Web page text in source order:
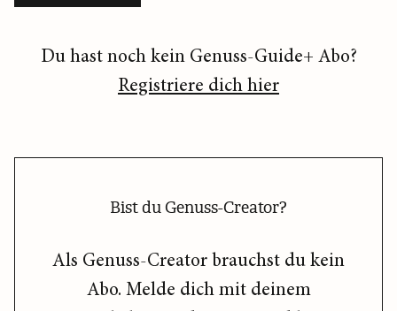
Du hast noch kein Genuss-Guide+ Abo?
Registriere dich hier
Bist du Genuss-Creator?
Als Genuss-Creator brauchst du kein
Abo. Melde dich mit deinem